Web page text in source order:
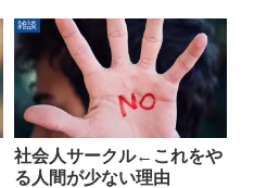
雑談
社会人サークル←これをや
る人間が少ない理由